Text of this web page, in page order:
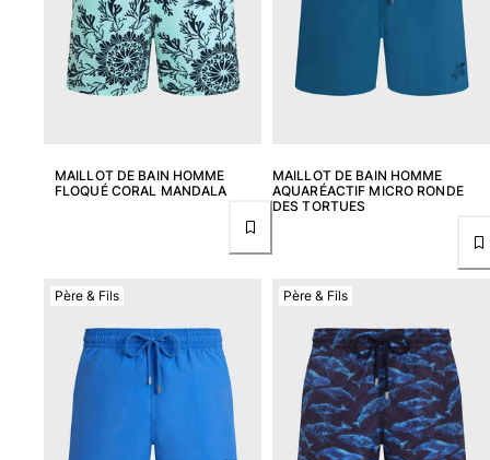
MAILLOT DE BAIN HOMME
FLOQUÉ CORAL MANDALA
MAILLOT DE BAIN HOMME
AQUARÉACTIF MICRO RONDE
DES TORTUES
Père & Fils Père & Fils